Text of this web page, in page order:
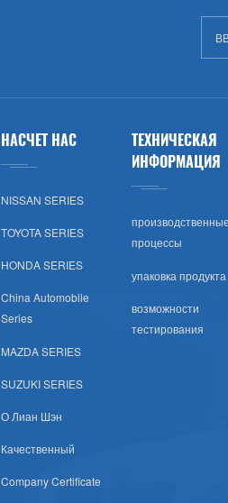
НАСЧЕТ НАС
NISSAN SERIES
TOYOTA SERIES
HONDA SERIES
China Automobile
Series
MAZDA SERIES
SUZUKI SERIES
О Лиан Шэн
Качественный
Company Certificate
ТЕХНИЧЕСКАЯ
ИНФОРМАЦИЯ
производственные
процессы
упаковка продукта
возможности
тестирования